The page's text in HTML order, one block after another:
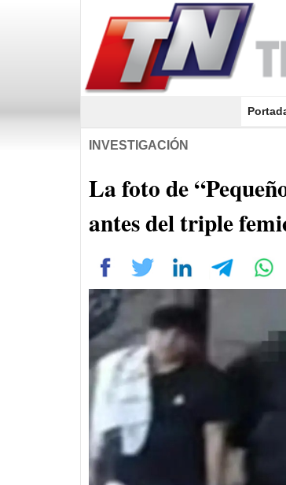
INVESTIGACIÓN
La foto de
antes del triple